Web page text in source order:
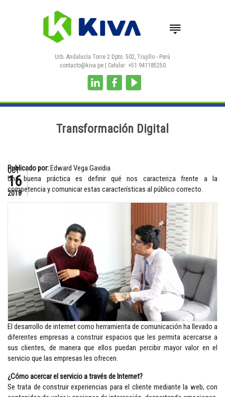
Pasar al contenido principal
Urb. Andalucía Torre 2 Dpto. 502, Trujillo - Perú
contacto@kiva.pe| Celular: +51 941185250
Transformación Digital
OCT
16
2018
Publicado por:Edward Vega Gavidia
Una buena práctica es definir qué nos caracteriza frente a la
competencia y comunicar estas características al público correcto.
El desarrollo de internet como herramienta de comunicación ha llevado a
diferentes empresas a construir espacios que les permita acercarse a
sus clientes, de manera que ellos puedan percibir mayor valor en el
servicio que las empresas les ofrecen.
¿Cómo acercar el servicio a través de Internet?
Se trata de construir experiencias para el cliente mediante la web, con